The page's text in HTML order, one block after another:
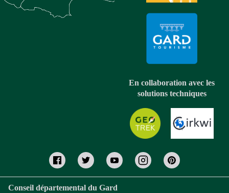
En collaboration avec les
solutions techniques
Conseil départemental du Gard